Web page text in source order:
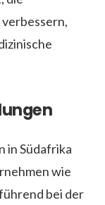
in Südafrika
wie
bei der